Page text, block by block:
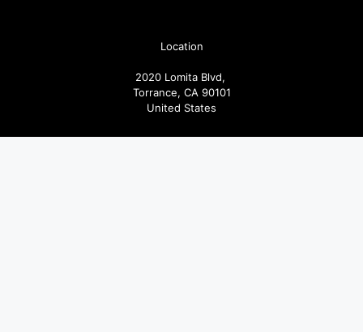
Location
2020 Lomita Blvd,
Torrance, CA 90101
United States